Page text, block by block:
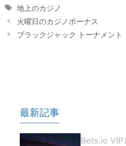
Tags
地上のカジノ
火曜日のカジノボーナス
ブラックジャック トーナメント
最新記事
Bets.io VIP